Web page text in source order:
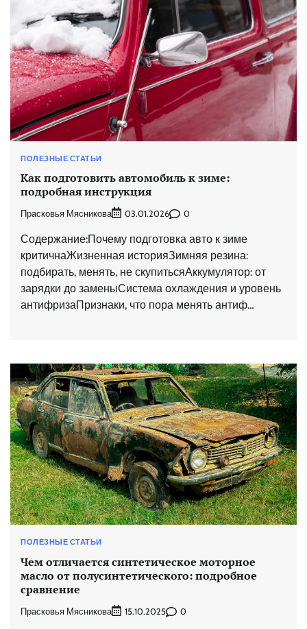
ПОЛЕЗНЫЕ СТАТЬИ
Как подготовить автомобиль к зиме:
подробная инструкция
Прасковья Мясникова 03.01.2026 0
Содержание:Почему подготовка авто к зиме
критичнаЖизненная историяЗимняя резина:
подбирать, менять, не скупитьсяАккумулятор: от
зарядки до заменыСистема охлаждения и уровень
антифризаПризнаки, что пора менять антиф…
ПОЛЕЗНЫЕ СТАТЬИ
Чем отличается синтетическое моторное
масло от полусинтетического: подробное
сравнение
Прасковья Мясникова 15.10.2025 0